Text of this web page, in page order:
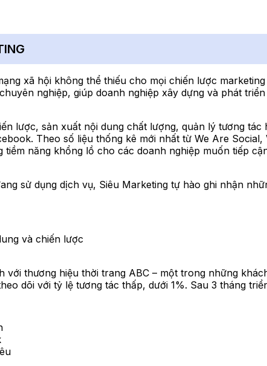
xã hội không thể thiếu cho mọi chiến lược
nghiệp, giúp doanh nghiệp xây dựng và phát
lược, sản xuất nội dung chất lượng, quản lý tương tác
Theo số liệu thống kê mới nhất từ We Are Social,
năng khổng lồ cho các doanh nghiệp muốn tiếp
sử dụng dịch vụ, Siêu Marketing tự hào ghi nhận
và chiến lược
thương hiệu thời trang ABC – một trong những
dõi với tỷ lệ tương tác thấp, dưới 1%. Sau 3 tháng